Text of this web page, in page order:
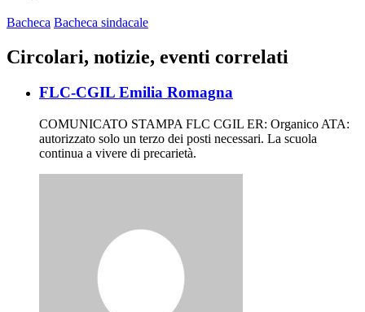
Bacheca Bacheca sindacale
Circolari, notizie, eventi correlati
FLC-CGIL Emilia Romagna
COMUNICATO STAMPA FLC CGIL ER: Organico ATA:
autorizzato solo un terzo dei posti necessari. La scuola
continua a vivere di precarietà.